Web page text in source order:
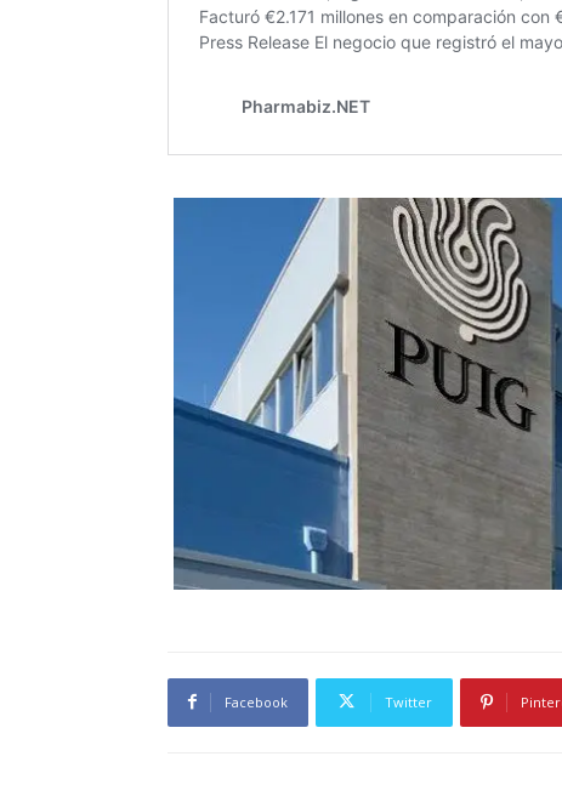
Facebook Twitter